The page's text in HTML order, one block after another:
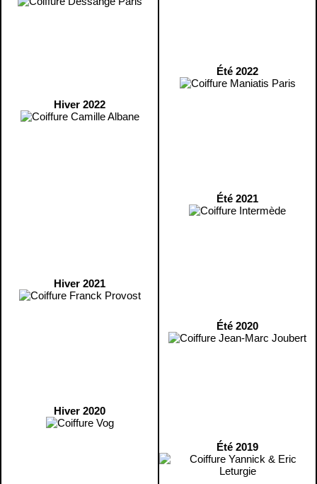
Hiver 2022
Hiver 2021
Hiver 2020
Été 2022
Été 2021
Été 2020
Été 2019